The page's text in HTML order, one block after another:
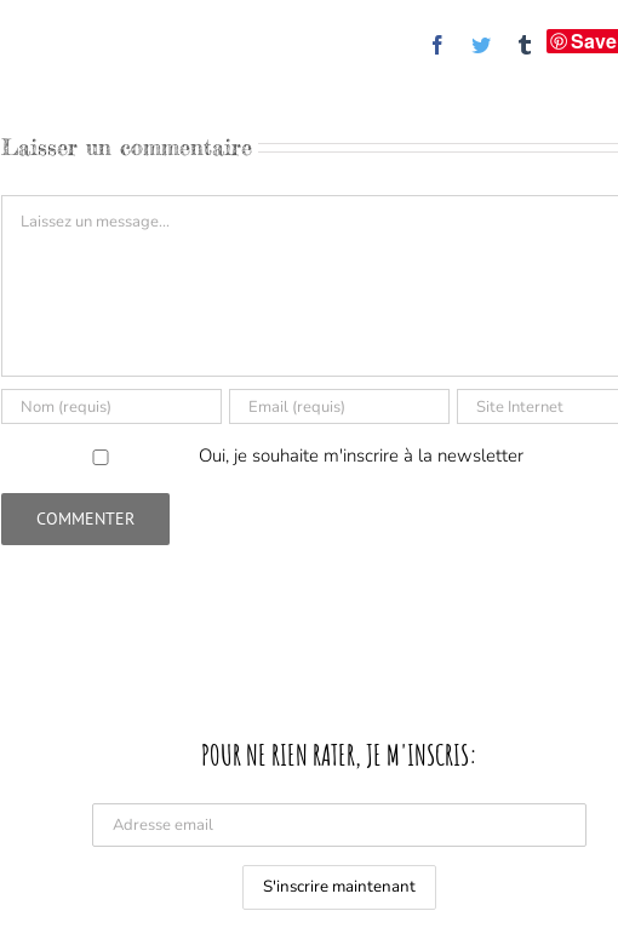
Facebook
Twitter TumblrSave
Laisser un commentaire
Oui, je souhaite m'inscrire à la newsletter
POUR NE RIEN RATER, JE M'INSCRIS: